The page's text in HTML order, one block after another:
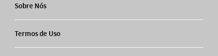
Sobre Nós
Termos de Uso